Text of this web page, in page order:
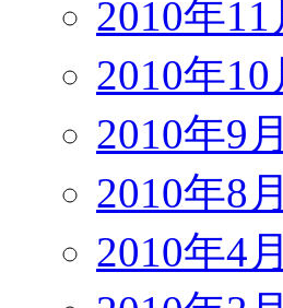
2010年11
2010年10
2010年9
2010年8
2010年4